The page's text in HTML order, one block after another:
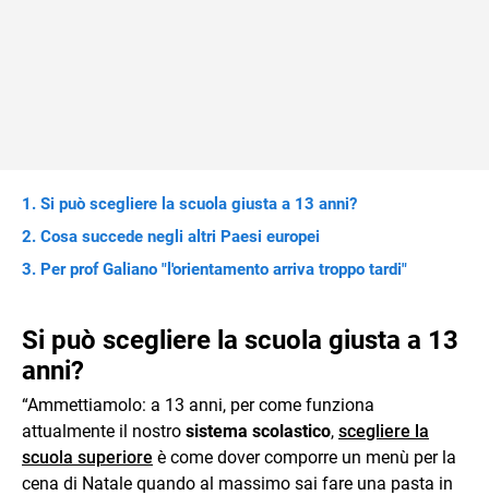
Si può scegliere la scuola giusta a 13 anni?
Cosa succede negli altri Paesi europei
Per prof Galiano "l'orientamento arriva troppo tardi"
Si può scegliere la scuola giusta a 13
anni?
“Ammettiamolo: a 13 anni, per come funziona
attualmente il nostro sistema scolastico, scegliere la
scuola superiore è come dover comporre un menù per la
cena di Natale quando al massimo sai fare una pasta in